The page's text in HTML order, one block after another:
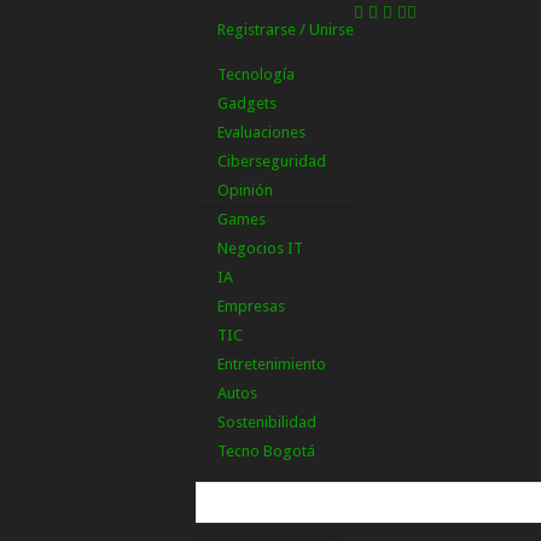
Registrarse / Unirse
Tecnología
Gadgets
Evaluaciones
Ciberseguridad
Opinión
Games
Negocios IT
IA
Empresas
TIC
Entretenimiento
Autos
Sostenibilidad
Tecno Bogotá